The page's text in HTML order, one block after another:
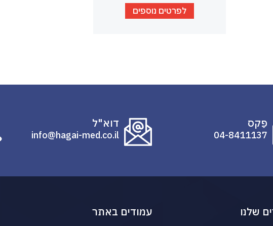
לפרטים נוספים
פַקס
04-8411137
דוא"ל
info@hagai-med.co.il
שלנו עמודים באתר